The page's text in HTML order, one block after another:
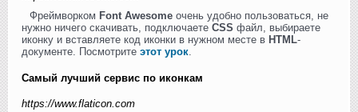
Фреймворком Font Awesome очень удобно пользоваться, не
нужно ничего скачивать, подключаете CSS файл, выбираете
иконку и вставляете код иконки в нужном месте в HTML-
документе. Посмотрите этот урок
Самый лучший сервис по иконкам
https://www.flaticon.com